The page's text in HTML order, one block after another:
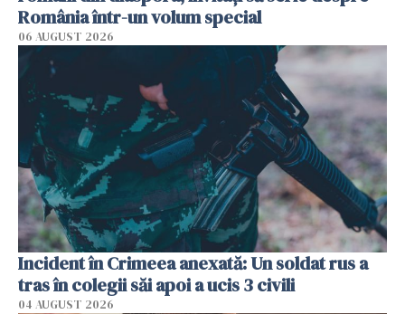
România într-un volum special
06 AUGUST 2026
Incident în Crimeea anexată: Un soldat rus a
tras în colegii săi apoi a ucis 3 civili
04 AUGUST 2026